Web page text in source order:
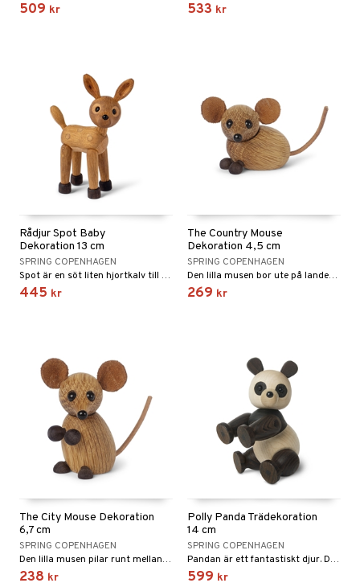
509 kr 533 kr
Rådjur Spot Baby
Dekoration 13 cm
SPRING COPENHAGEN
Spot är en söt liten hjortkalv till ditt hem. Figuren är full av detaljer som ger liv åt designen och på ett fint sätt efterliknar naturens förebild.
445 kr
The Country Mouse
Dekoration 4,5 cm
SPRING COPENHAGEN
Den lilla musen bor ute på landet. Från ängen till åkern och från snåren till staketet pilar den runt för att samla ihop sina förråd av bär och nötter.
269 kr
The City Mouse Dekoration
6,7 cm
SPRING COPENHAGEN
Den lilla musen pilar runt mellan höga grässtrån och i de täta snåren för att hitta föda och när den behöver vila lite söker den sig ner till sitt underjordiska bo.
238 kr
Polly Panda Trädekoration
14 cm
SPRING COPENHAGEN
Pandan är ett fantastiskt djur. Den lever långt borta i Kinas dimmiga bergsskogar, men nu har Chresten Sommer skapat sitt eget porträtt av det sällsynta djuret så att det kan bli en del av din vardag.
599 kr